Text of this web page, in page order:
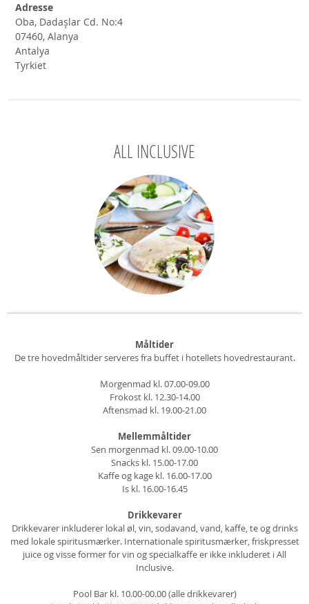
Adresse
Oba, Dadaşlar Cd. No:4
07460, Alanya
Antalya
Tyrkiet
ALL INCLUSIVE
Måltider
De tre hovedmåltider serveres fra buffet i hotellets hovedrestaurant.
Morgenmad kl. 07.00-09.00
Frokost kl. 12.30-14.00
Aftensmad kl. 19.00-21.00
Mellemmåltider
Sen morgenmad kl. 09.00-10.00
Snacks kl. 15.00-17.00
Kaffe og kage kl. 16.00-17.00
Is kl. 16.00-16.45
Drikkevarer
Drikkevarer inkluderer lokal øl, vin, sodavand, vand, kaffe, te og drinks
med lokale spiritusmærker. Internationale spiritusmærker, friskpresset
juice og visse former for vin og specialkaffe er ikke inkluderet i All
Inclusive.
Pool Bar kl. 10.00-00.00 (alle drikkevarer)